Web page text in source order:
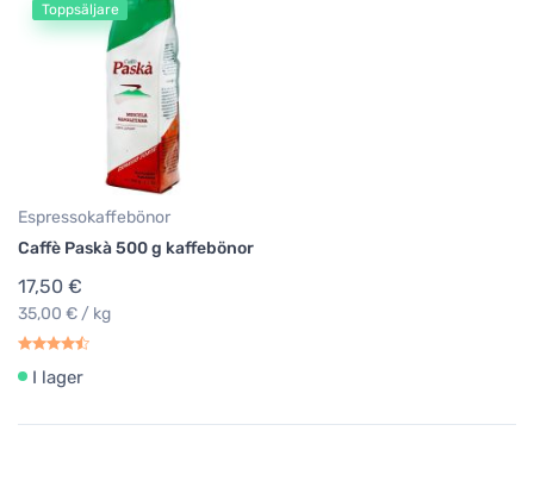
Toppsäljare
Espressokaffebönor
Caffè Paskà 500 g kaffebönor
17,50 €
35,00 € / kg
I lager